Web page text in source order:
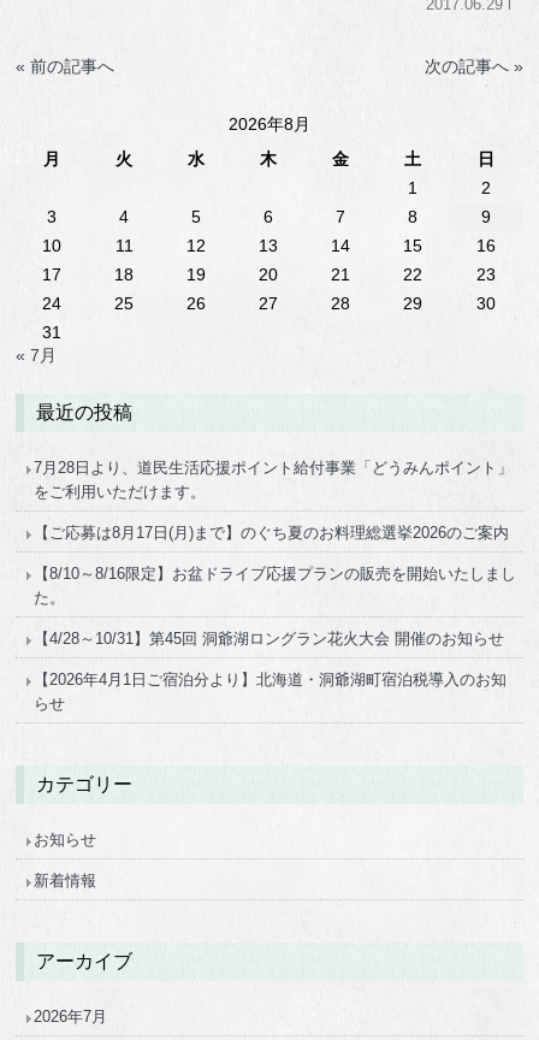
2017.06.29 l
« 前の記事へ 次の記事へ »
2026年8月
月
火 水 木 金 土
日
1
2
3
4 5 6 7 8
9
10
11 12 13 14 15
16
17
18 19 20 21 22
23
24
25 26 27 28 29
30
31
« 7月
最近の投稿
7月28日より、道民生活応援ポイント給付事業「どうみんポイント」
をご利用いただけます。
【ご応募は8月17日(月)まで】のぐち夏のお料理総選挙2026のご案内
【8/10～8/16限定】お盆ドライブ応援プランの販売を開始いたしまし
た。
【4/28～10/31】第45回 洞爺湖ロングラン花火大会 開催のお知らせ
【2026年4月1日ご宿泊分より】北海道・洞爺湖町宿泊税導入のお知
らせ
カテゴリー
お知らせ
新着情報
アーカイブ
2026年7月